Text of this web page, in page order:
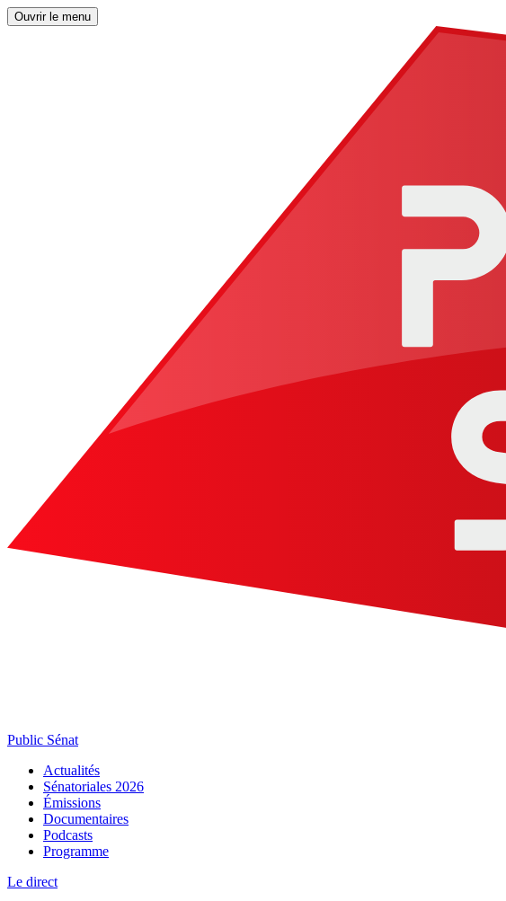
Ouvrir le menu
Public Sénat
Actualités
Sénatoriales 2026
Émissions
Documentaires
Podcasts
Programme
Le direct